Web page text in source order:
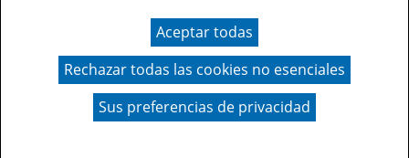
Política de privacidad
Ley de Cadenas de Suministro de California
Sus preferencias de privacidad
Aceptar todas
Rechazar todas las cookies no esenciales
Sus preferencias de privacidad